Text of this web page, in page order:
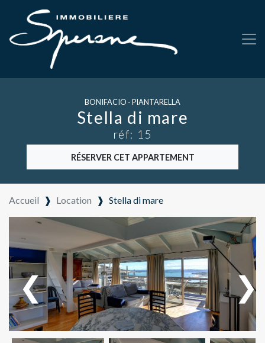
BONIFACIO - PIANTARELLA
Stella di mare
réf: 15
RÉSERVER CET APPARTEMENT
Accueil ❱ Location ❱ Stella di mare